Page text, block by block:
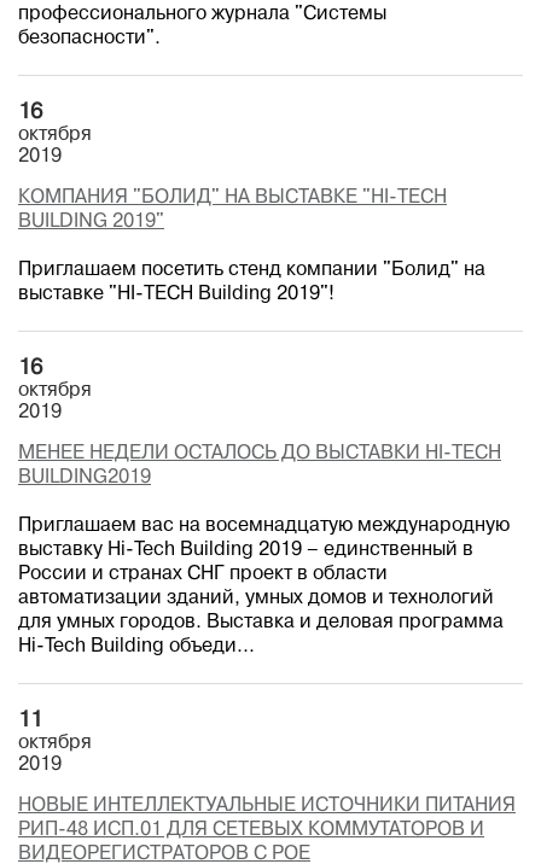
профессионального журнала "Системы
безопасности".
16
октября
2019
КОМПАНИЯ "БОЛИД" НА ВЫСТАВКЕ "HI-TECH
BUILDING 2019"
Приглашаем посетить стенд компании "Болид" на
выставке "HI-TECH Building 2019"!
16
октября
2019
МЕНЕЕ НЕДЕЛИ ОСТАЛОСЬ ДО ВЫСТАВКИ HI-TECH
BUILDING2019
Приглашаем вас на восемнадцатую международную
выставку Hi-Tech Building 2019 – единственный в
России и странах СНГ проект в области
автоматизации зданий, умных домов и технологий
для умных городов. Выставка и деловая программа
Hi-Tech Building объеди...
11
октября
2019
НОВЫЕ ИНТЕЛЛЕКТУАЛЬНЫЕ ИСТОЧНИКИ ПИТАНИЯ
РИП-48 ИСП.01 ДЛЯ СЕТЕВЫХ КОММУТАТОРОВ И
ВИДЕОРЕГИСТРАТОРОВ С POE